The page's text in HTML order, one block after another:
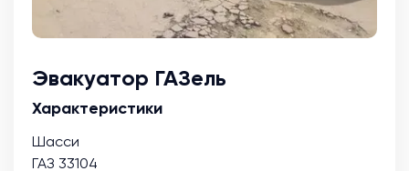
Эвакуатор ГАЗель
Характеристики
Шасси
ГАЗ 33104